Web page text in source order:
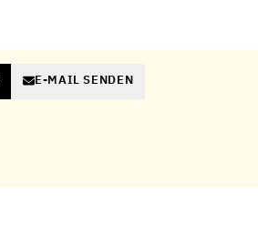
E-MAIL SENDEN